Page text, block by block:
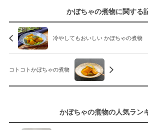
かぼちゃの煮物に関する
冷やしてもおいしい かぼちゃの煮物
コトコトかぼちゃの煮物
かぼちゃの煮物の人気ラン